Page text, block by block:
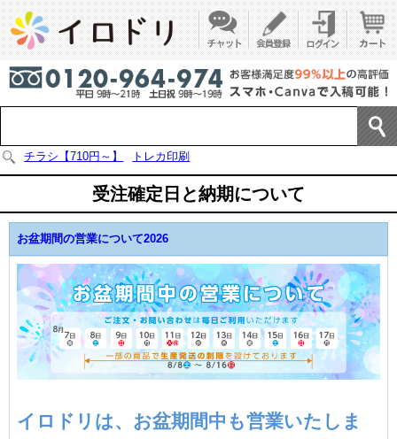
チラシ【710円～】 トレカ印刷
受注確定日と納期について
お盆期間の営業について2026
イロドリは、お盆期間中も営業いたしま